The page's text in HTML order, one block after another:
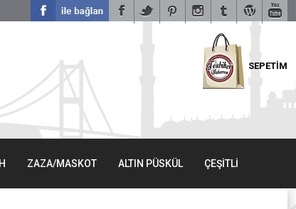
SEPETİM
ZAZA/MASKOT ALTIN PÜSKÜL ÇEŞİTLİ